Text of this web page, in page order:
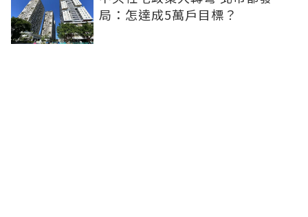
局：怎達成5萬戶目標？